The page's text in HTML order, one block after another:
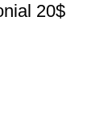
20$